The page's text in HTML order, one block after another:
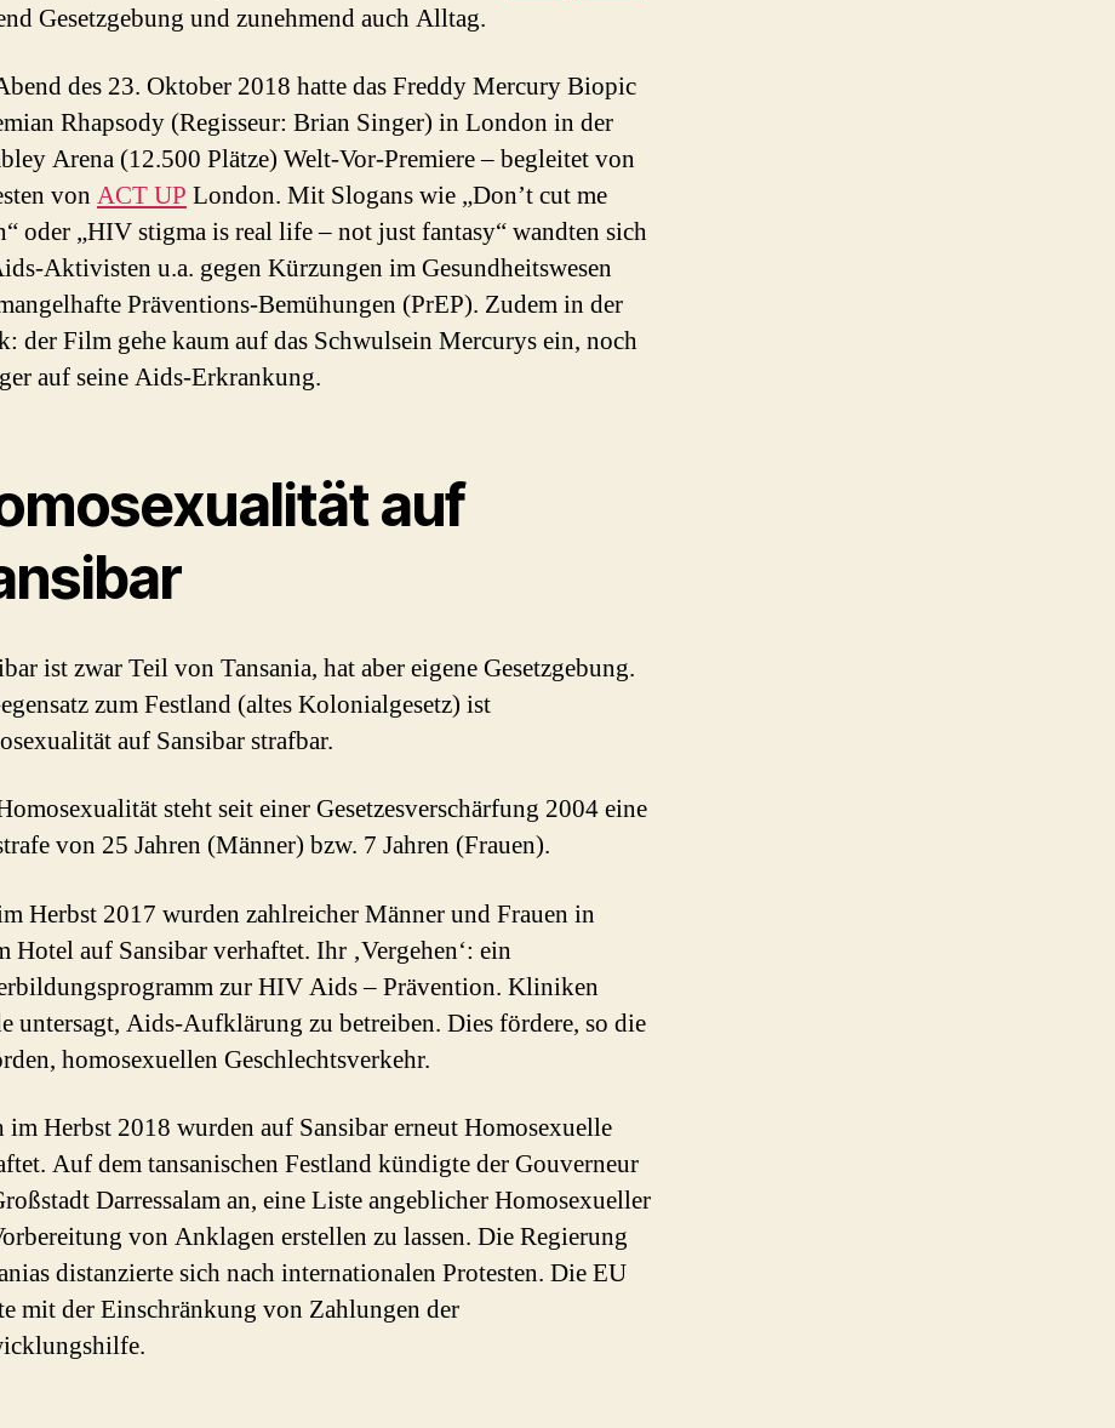
Gesetzgebung und zunehmend auch Alltag.
des 23. Oktober 2018 hatte das Freddy Mercury Biopic
Rhapsody (Regisseur: Brian Singer) in London in der
Arena (12.500 Plätze) Welt-Vor-Premiere – begleitet von
von ACT UP London. Mit Slogans wie „Don’t cut me
oder „HIV stigma is real life – not just fantasy“ wandten sich
Aktivisten u.a. gegen Kürzungen im Gesundheitswesen
Präventions-Bemühungen (PrEP). Zudem in der
der Film gehe kaum auf das Schwulsein Mercurys ein, noch
auf seine Aids-Erkrankung.
auf
ist zwar Teil von Tansania, hat aber eigene Gesetzgebung.
zum Festland (altes Kolonialgesetz) ist
auf Sansibar strafbar.
steht seit einer Gesetzesverschärfung 2004 eine
von 25 Jahren (Männer) bzw. 7 Jahren (Frauen).
Herbst 2017 wurden zahlreicher Männer und Frauen in
Hotel auf Sansibar verhaftet. Ihr ‚Vergehen‘: ein
zur HIV Aids – Prävention. Kliniken
untersagt, Aids-Aufklärung zu betreiben. Dies fördere, so die
homosexuellen Geschlechtsverkehr.
im Herbst 2018 wurden auf Sansibar erneut Homosexuelle
Auf dem tansanischen Festland kündigte der Gouverneur
Darressalam an, eine Liste angeblicher Homosexueller
von Anklagen erstellen zu lassen. Die Regierung
distanzierte sich nach internationalen Protesten. Die EU
mit der Einschränkung von Zahlungen der